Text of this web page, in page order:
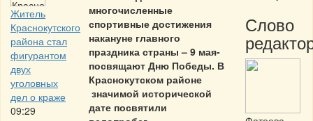
Житель
Краснокутского
района стал
фигурантом
двух
уголовных
дел о краже
09:29
многочисленные
спортивные достижения
накануне главного
праздника страны – 9 мая-
посвящают Дню Победы. В
Краснокутском районе
значимой исторической
дате посвятили
Слово